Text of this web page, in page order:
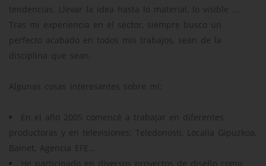
tendencias. Llevar la idea hasta lo material, lo visible ...
Tras mi experiencia en el sector, siempre busco un
perfecto acabado en todos mis trabajos, sean de la
disciplina que sean.
Algunas cosas interesantes sobre mí:
En el año 2005 comencé a trabajar en diferentes
productoras y en televisiones: Teledonosti, Localia Gipuzkoa,
Bainet, Agencia EFE…
He participado en diversos proyectos de diseño como